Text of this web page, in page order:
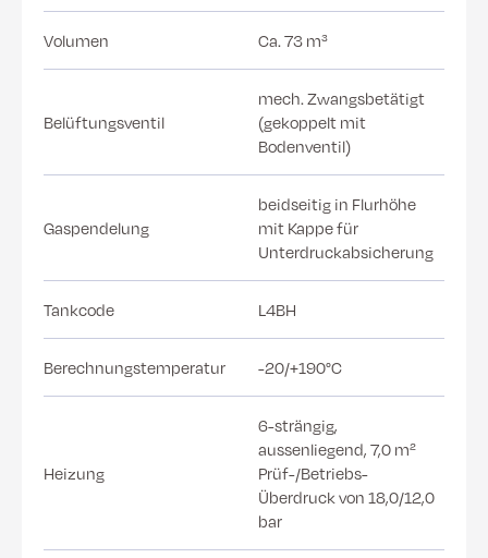
Volumen Ca. 73 m³
Belüftungsventil
mech. Zwangsbetätigt
(gekoppelt mit
Bodenventil)
Gaspendelung
beidseitig in Flurhöhe
mit Kappe für
Unterdruckabsicherung
Tankcode L4BH
Berechnungstemperatur -20/+190°C
Heizung
6-strängig,
aussenliegend, 7,0 m²
Prüf-/Betriebs-
Überdruck von 18,0/12,0
bar